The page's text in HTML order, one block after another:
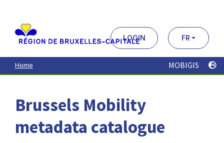
contenu
principal
LOGIN FR
Home MOBIGIS
Brussels Mobility
metadata catalogue